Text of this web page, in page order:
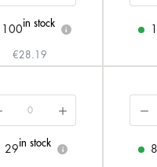
100
in stock
i
€28.19
29
in stock
i